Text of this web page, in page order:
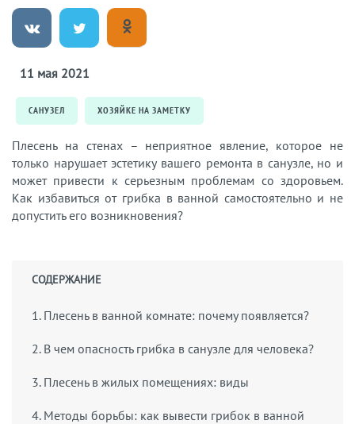
11 мая 2021
САНУЗЕЛ ХОЗЯЙКЕ НА ЗАМЕТКУ
Плесень на стенах – неприятное явление, которое не
только нарушает эстетику вашего ремонта в санузле, но и
может привести к серьезным проблемам со здоровьем.
Как избавиться от грибка в ванной самостоятельно и не
допустить его возникновения?
СОДЕРЖАНИЕ
1. Плесень в ванной комнате: почему появляется?
2. В чем опасность грибка в санузле для человека?
3. Плесень в жилых помещениях: виды
4. Методы борьбы: как вывести грибок в ванной